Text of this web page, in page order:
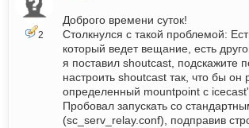
2
Доброго времени суток!
Столкнулся с такой проблемой:
который ведет вещание, есть
я поставил shoutcast, подскажите
настроить shoutcast так, что бы он
определенный mountpoint с
Пробовал запускать со
(sc_serv_relay.conf), подправив